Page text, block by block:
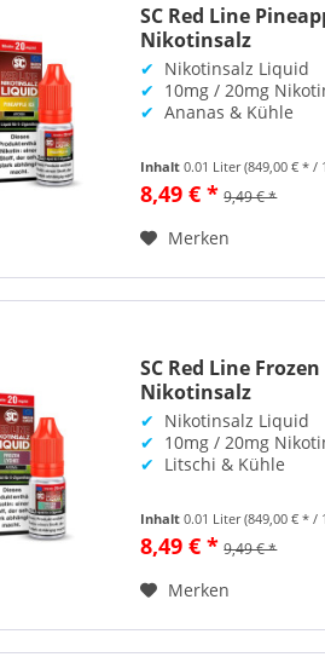
SC Red Line
Nikotinsalz
✔ Nikotinsalz Liquid
✔ 10mg / 20mg
✔ Ananas & Kühle
Inhalt0.01 Liter(849,00 € * /
8,49 € * 9,49 € *
Merken
SC Red Line
Nikotinsalz
✔ Nikotinsalz Liquid
✔ 10mg / 20mg
✔ Litschi & Kühle
Inhalt0.01 Liter(849,00 € * /
8,49 € * 9,49 € *
Merken